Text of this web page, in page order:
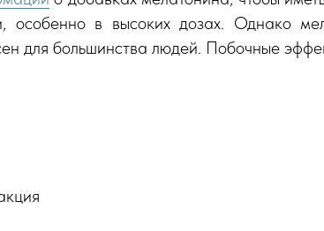
особенно в высоких дозах. Однако
для большинства людей. Побочные